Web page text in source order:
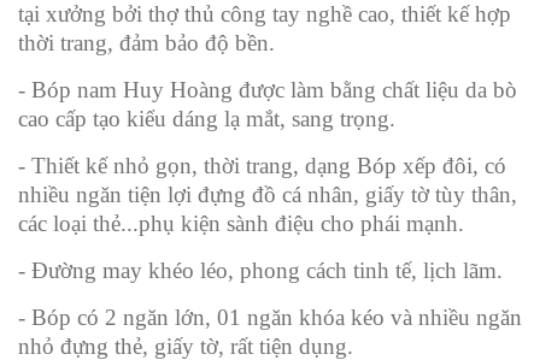
tại xưởng bởi thợ thủ công tay nghề cao, thiết kế hợp
thời trang, đảm bảo độ bền.
- Bóp nam Huy Hoàng được làm bằng chất liệu da bò
cao cấp tạo kiểu dáng lạ mắt, sang trọng.
- Thiết kế nhỏ gọn, thời trang, dạng Bóp xếp đôi, có
nhiều ngăn tiện lợi đựng đồ cá nhân, giấy tờ tùy thân,
các loại thẻ...phụ kiện sành điệu cho phái mạnh.
- Đường may khéo léo, phong cách tinh tế, lịch lãm.
- Bóp có 2 ngăn lớn, 01 ngăn khóa kéo và nhiều ngăn
nhỏ đựng thẻ, giấy tờ, rất tiện dụng.